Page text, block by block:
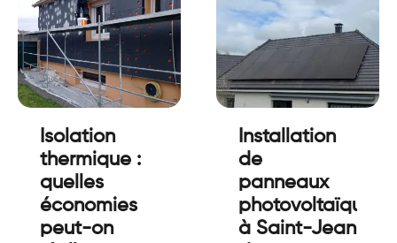
Isolation
thermique :
quelles
économies
peut-on
Installation
de
panneaux
photovoltaïques
à Saint-Jean